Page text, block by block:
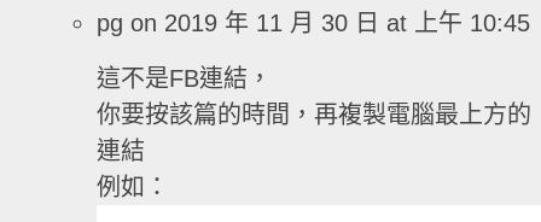
pg on 2019 年 11 月 30 日 at 上午 10:45
這不是FB連結，
你要按該篇的時間，再複製電腦最上方的
連結
例如：